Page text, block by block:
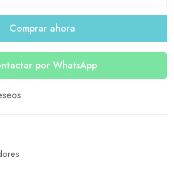
Comprar ahora
por WhatsApp